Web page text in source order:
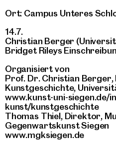
Ort: Campus Unteres
14.7.
Christian Berger
Bridget Rileys
Organisiert von
Prof. Dr. Christian
Kunstgeschichte,
www.kunst-uni-siegen.de/
kunst/kunstgeschichte
Thomas Thiel, Direktor,
Gegenwartskunst Siegen
www.mgksiegen.de